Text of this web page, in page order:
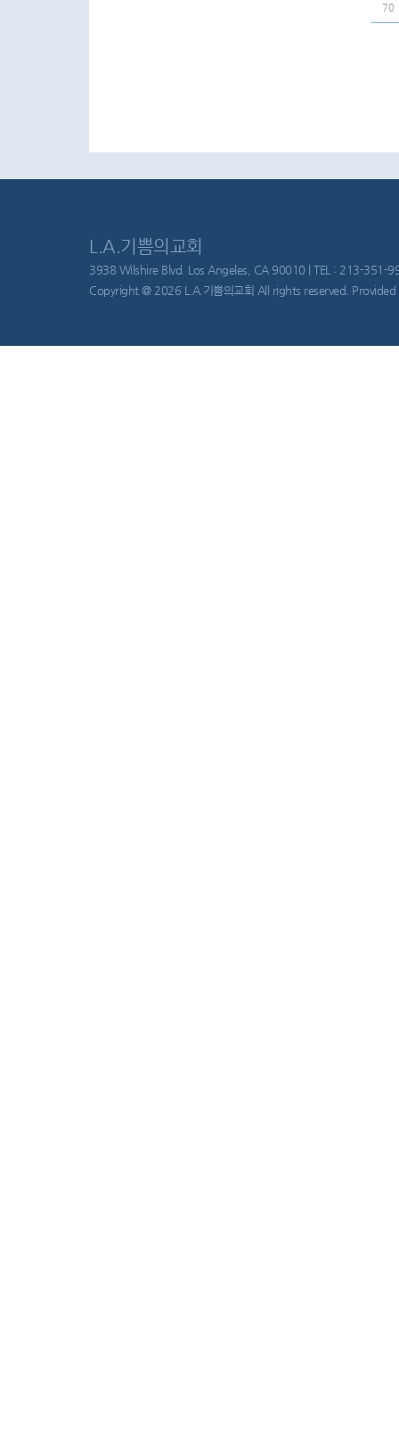
70
L.A.기쁨의교회
3938 Wilshire Blvd. Los Angeles, CA 90010 | TEL : 213-351-
Copyright @ 2026 L.A.기쁨의교회 All rights reserved. Provided